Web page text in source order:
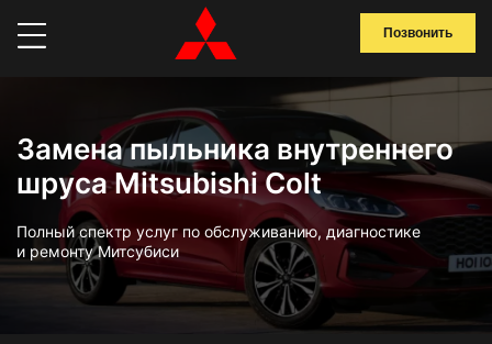
Позвонить
Замена пыльника внутреннего
шруса Mitsubishi Colt
Полный спектр услуг по обслуживанию, диагностике
и ремонту Митсубиси